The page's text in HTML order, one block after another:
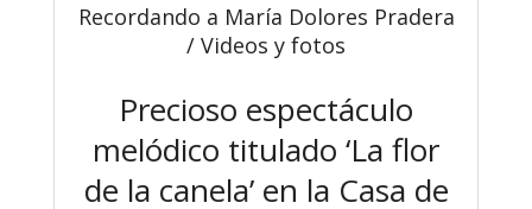
Recordando a María Dolores Pradera
/ Videos y fotos
Precioso espectáculo
melódico titulado ‘La flor
de la canela’ en la Casa de